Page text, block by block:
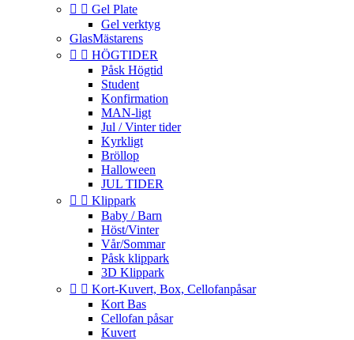
  Gel Plate
Gel verktyg
GlasMästarens
  HÖGTIDER
Påsk Högtid
Student
Konfirmation
MAN-ligt
Jul / Vinter tider
Kyrkligt
Bröllop
Halloween
JUL TIDER
  Klippark
Baby / Barn
Höst/Vinter
Vår/Sommar
Påsk klippark
3D Klippark
  Kort-Kuvert, Box, Cellofanpåsar
Kort Bas
Cellofan påsar
Kuvert